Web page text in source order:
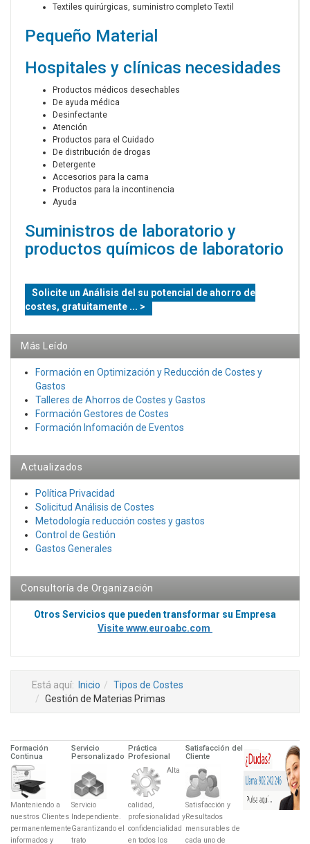
Textiles quirúrgicas, suministro completo Textil
Pequeño Material
Hospitales y clínicas necesidades
Productos médicos desechables
De ayuda médica
Desinfectante
Atención
Productos para el Cuidado
De distribución de drogas
Detergente
Accesorios para la cama
Productos para la incontinencia
Ayuda
Suministros de laboratorio y
productos químicos de laboratorio
Solicite un Análisis del su potencial de ahorro de
costes, gratuitamente ... >
Más Leído
Formación en Optimización y Reducción de Costes y
Gastos
Talleres de Ahorros de Costes y Gastos
Formación Gestores de Costes
Formación Infomación de Eventos
Actualizados
Política Privacidad
Solicitud Análisis de Costes
Metodología reducción costes y gastos
Control de Gestión
Gastos Generales
Consultoría de Organización
Otros Servicios que pueden transformar su Empresa
Visite www.euroabc.com
Está aquí: Inicio
Tipos de Costes
Gestión de Materias Primas
Formación
Continua
Manteniendo a
nuestros Clientes
permanentemente
informados y
Servicio
Personalizado
Servicio
Independiente.
Garantizando el
trato
Práctica
Profesional
Alta
calidad,
profesionalidad y
confidencialidad
en todos los
Satisfacción del
Cliente
Satisfacción y
Resultados
mensurables de
cada uno de